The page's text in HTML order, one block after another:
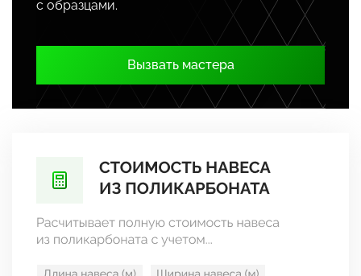
с образцами.
Вызвать мастера